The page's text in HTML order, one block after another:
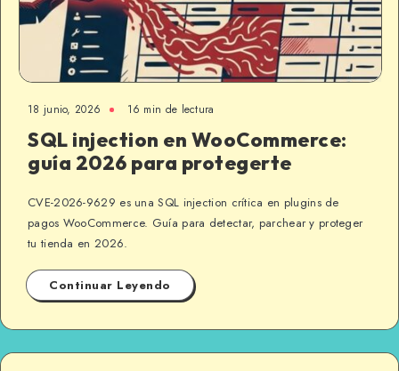
18 junio, 2026 16 min de lectura
SQL injection en WooCommerce:
guía 2026 para protegerte
CVE-2026-9629 es una SQL injection crítica en plugins de
pagos WooCommerce. Guía para detectar, parchear y proteger
tu tienda en 2026.
Continuar Leyendo